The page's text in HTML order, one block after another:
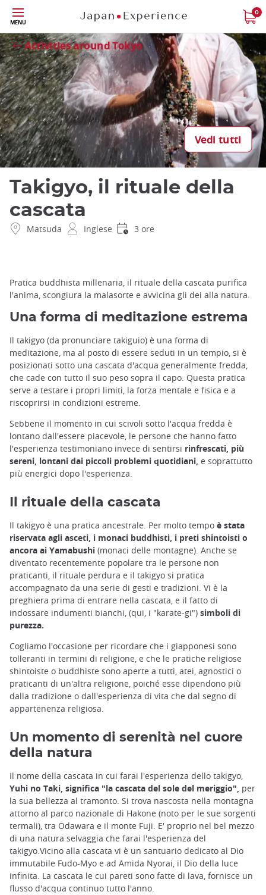
Skip
to
main
content
MENU
0
Activities around Tokyo
Vedi tutti
Close
Takigyo, il rituale della
cascata
Matsuda Inglese 3 ore
Pratica buddhista millenaria, il rituale della cascata purifica
l'anima, scongiura la malasorte e avvicina gli dei alla natura.
Una forma di meditazione estrema
Il takigyo (da pronunciare takiguio) è una forma di
meditazione, ma al posto di essere seduti in un tempio, si è
posizionati sotto una cascata d'acqua generalmente fredda,
che cade con tutto il suo peso sopra il capo. Questa pratica
serve a testare i propri limiti, la forza mentale e fisica e a
riscoprirsi in condizioni estreme.
Sebbene il momento in cui scivoli sotto l'acqua fredda è
lontano dall'essere piacevole, le persone che hanno fatto
l'esperienza testimoniano invece di sentirsi rinfrescati, più
sereni, lontani dai piccoli problemi quotidiani, e soprattutto
più energici dopo l'esperienza.
Il rituale della cascata
Il takigyo è una pratica ancestrale. Per molto tempo è stata
riservata agli asceti, i monaci buddhisti, i preti shintoisti o
ancora ai Yamabushi (monaci delle montagne). Anche se
diventato recentemente popolare tra le persone non
praticanti, il rituale perdura e il takigyo si pratica
accompagnato da una serie di gesti e tradizioni. Vi è la
preghiera prima di entrare nella cascata, e il fatto di
indossare indumenti bianchi, (qui, i "karate-gi") simboli di
purezza.
Cogliamo l'occasione per ricordare che i giapponesi sono
tolleranti in termini di religione, e che le pratiche religiose
shintoiste o buddhiste sono aperte a tutti, atei, agnostici o
praticanti di un'altra religione, poiché esse dipendono più
dalla tradizione o dall'esperienza di vita che dal segno di
appartenenza religiosa.
Un momento di serenità nel cuore
della natura
Il nome della cascata in cui farai l'esperienza dello takigyo,
Yuhi no Taki, significa "la cascata del sole del meriggio", per
la sua bellezza al tramonto. Si trova nascosta nella montagna
attorno al parco nazionale di Hakone (noto per le sue sorgenti
termali), tra Odawara e il monte Fuji. E' proprio nel bel mezzo
di una natura selvaggia che farai l'esperienza del
takigyo.Vicino alla cascata vi è un santuario dedicato al Dio
immutabile Fudo-Myo e ad Amida Nyorai, il Dio della luce
infinita. La cascata le cui pareti sono fatte di lava, fornisce un
flusso d'acqua continuo tutto l'anno.